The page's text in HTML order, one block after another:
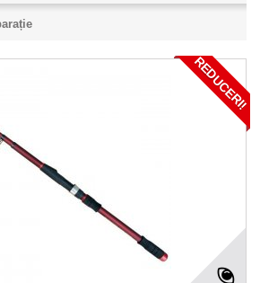
REDUCERI!